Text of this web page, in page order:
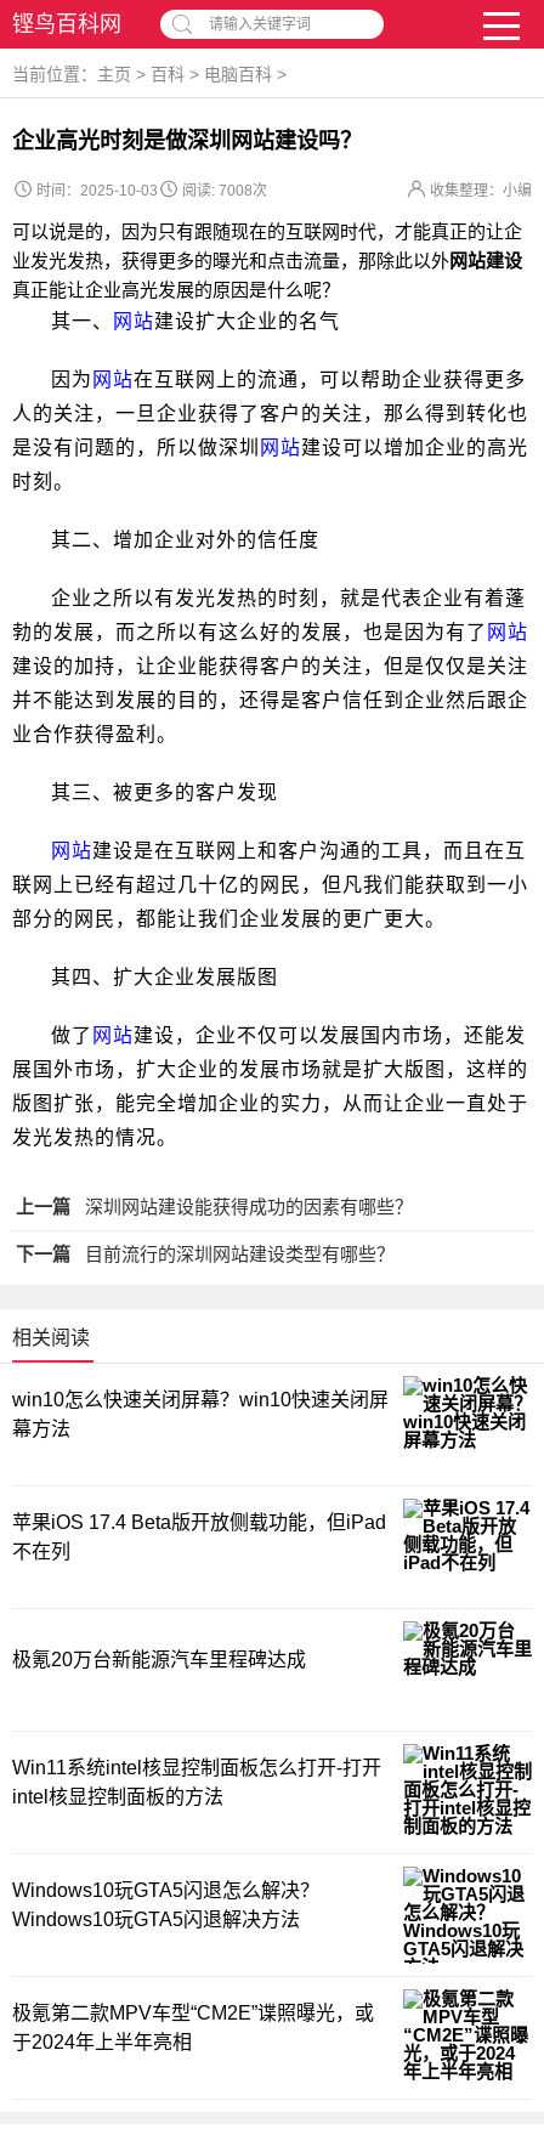
铿鸟百科网 请输入关键字词
当前位置： 主页 > 百科 > 电脑百科 >
企业高光时刻是做深圳网站建设吗？
时间：2025-10-03 收集整理：小编
阅读: 7008次
可以说是的，因为只有跟随现在的互联网时代，才能真正的让企
业发光发热，获得更多的曝光和点击流量，那除此以外网站建设
真正能让企业高光发展的原因是什么呢？
其一、
网站建设扩大企业的名气
因为 网站在互联网上的流通，可以帮助企业获得更多
人的关注，一旦企业获得了客户的关注，那么得到转化也
是没有问题的，所以做深圳
网站建设可以增加企业的高光
时刻。
其二、增加企业对外的信任度
企业之所以有发光发热的时刻，就是代表企业有着蓬
勃的发展，而之所以有这么好的发展，也是因为有了 网站
建设的加持，让企业能获得客户的关注，但是仅仅是关注
并不能达到发展的目的，还得是客户信任到企业然后跟企
业合作获得盈利。
其三、被更多的客户发现
网站建设是在互联网上和客户沟通的工具，而且在互
联网上已经有超过几十亿的网民，但凡我们能获取到一小
部分的网民，都能让我们企业发展的更广更大。
其四、扩大企业发展版图
做了 网站建设，企业不仅可以发展国内市场，还能发
展国外市场，扩大企业的发展市场就是扩大版图，这样的
版图扩张，能完全增加企业的实力，从而让企业一直处于
发光发热的情况。
上一篇 深圳网站建设能获得成功的因素有哪些？
下一篇 目前流行的深圳网站建设类型有哪些？
相关阅读
win10怎么快速关闭屏幕？win10快速关闭屏
幕方法
苹果iOS 17.4 Beta版开放侧载功能，但iPad
不在列
极氪20万台新能源汽车里程碑达成
Win11系统intel核显控制面板怎么打开-打开
intel核显控制面板的方法
Windows10玩GTA5闪退怎么解决？
Windows10玩GTA5闪退解决方法
极氪第二款MPV车型“CM2E”谍照曝光，或
于2024年上半年亮相